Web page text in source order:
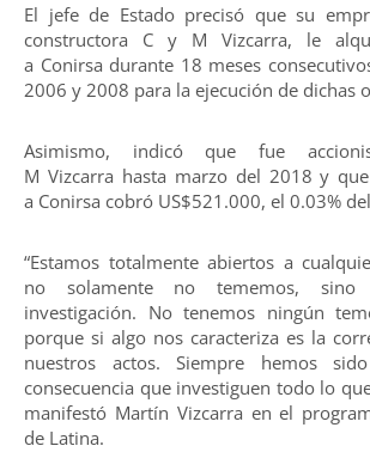
El jefe de Estado precisó que su
constructora C y M Vizcarra, le
a Conirsa durante 18 meses
2006 y 2008 para la ejecución de dichas
Asimismo, indicó que fue
M Vizcarra hasta marzo del 2018 y
a Conirsa cobró US$521.000, el 0.03%
“Estamos totalmente abiertos a
no solamente no tememos, sino
investigación. No tenemos ningún
porque si algo nos caracteriza es la
nuestros actos. Siempre hemos
consecuencia que investiguen todo lo
manifestó Martín Vizcarra en el
de Latina.